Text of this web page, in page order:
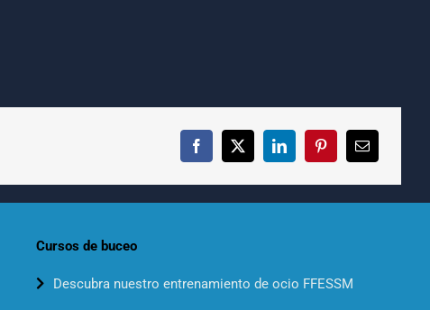
Cursos de buceo
Descubra nuestro entrenamiento de ocio FFESSM